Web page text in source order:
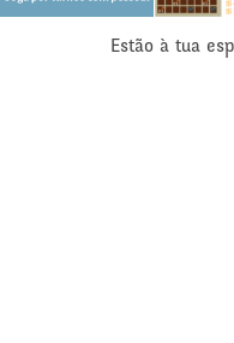
Estão à tua